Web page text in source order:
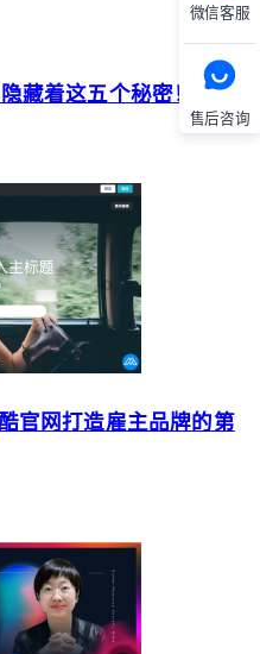
微信客服
售后咨询
藏着这五个秘密！
官网打造雇主品牌的第